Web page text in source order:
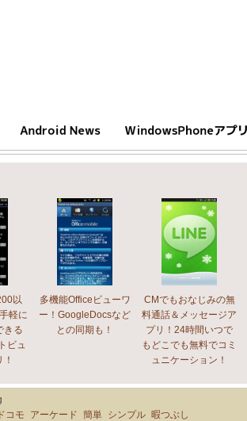
以
軽に
きる
ビュ
多機能Officeビューワ
ー！GoogleDocsなど
との同期も！
CMでもおなじみの無
料通話＆メッセージア
プリ！24時間いつで
もどこでも無料でコミ
ュニケーション！
ドコモ アーケード 簡単 シンプル 暇つぶし